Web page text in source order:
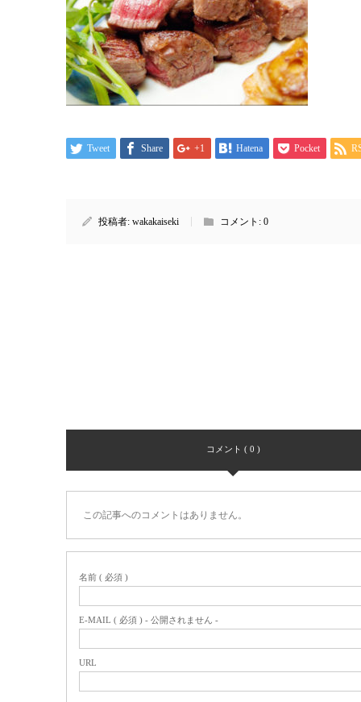
Tweet Share +1 Hatena Pocket
投稿者: wakakaiseki コメント: 0
コメント ( 0 )
この記事へのコメントはありません。
名前 ( 必須 )
E-MAIL ( 必須 ) - 公開されません -
URL